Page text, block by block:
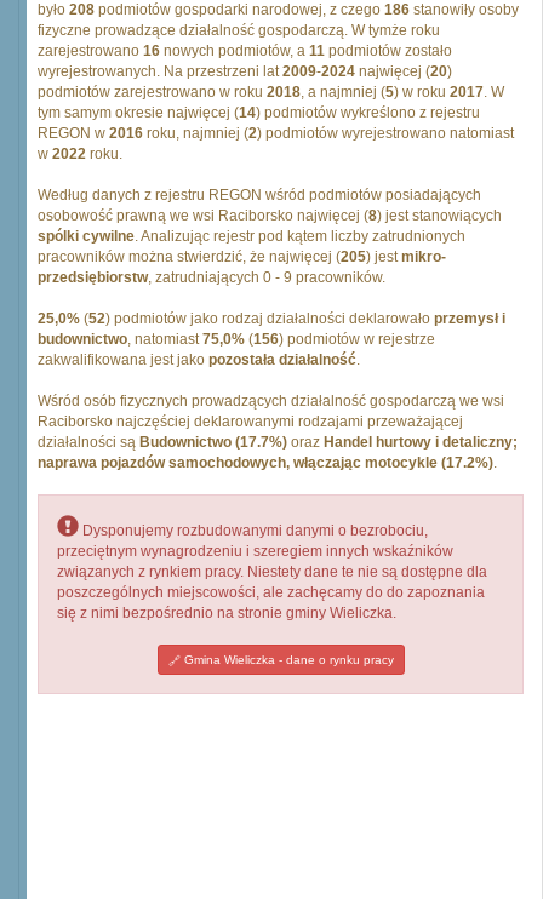
było 208 podmiotów gospodarki narodowej, z czego 186 stanowiły osoby
fizyczne prowadzące działalność gospodarczą. W tymże roku
zarejestrowano 16 nowych podmiotów, a 11 podmiotów zostało
wyrejestrowanych. Na przestrzeni lat2009-2024 najwięcej (20)
podmiotów zarejestrowano w roku 2018, a najmniej (5) w roku 2017. W
tym samym okresie najwięcej (14) podmiotów wykreślono z rejestru
REGON w 2016 roku, najmniej (2) podmiotów wyrejestrowano natomiast
w 2022 roku.
Według danych z rejestru REGON wśród podmiotów posiadających
osobowość prawną we wsi Raciborsko najwięcej (8) jest stanowiących
spólki cywilne. Analizując rejestr pod kątem liczby zatrudnionych
pracowników można stwierdzić, że najwięcej (205) jestmikro-
przedsiębiorstw, zatrudniających 0 - 9 pracowników.
25,0% (52) podmiotów jako rodzaj działalności deklarowało przemysł i
budownictwo, natomiast75,0% (156) podmiotów w rejestrze
zakwalifikowana jest jako pozostała działalność.
Wśród osób fizycznych prowadzących działalność gospodarczą we wsi
Raciborsko najczęściej deklarowanymi rodzajami przeważającej
działalności są Budownictwo (17.7%) oraz Handel hurtowy i detaliczny;
naprawa pojazdów samochodowych, włączając motocykle (17.2%).
Dysponujemy rozbudowanymi danymi o bezrobociu,
przeciętnym wynagrodzeniu i szeregiem innych wskaźników
związanych z rynkiem pracy. Niestety dane te nie są dostępne dla
poszczególnych miejscowości, ale zachęcamy do do zapoznania
się z nimi bezpośrednio na stronie gminy Wieliczka.
Gmina Wieliczka - dane o rynku pracy